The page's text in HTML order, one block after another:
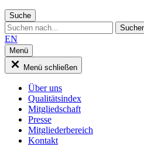
Suche
EN
Menü
Menü schließen
Über uns
Qualitätsindex
Mitgliedschaft
Presse
Mitgliederbereich
Kontakt